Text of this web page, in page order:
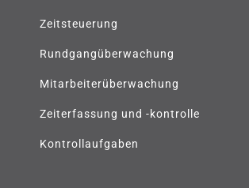
Zeitsteuerung
Rundgangüberwachung
Mitarbeiterüberwachung
Zeiterfassung und -kontrolle
Kontrollaufgaben